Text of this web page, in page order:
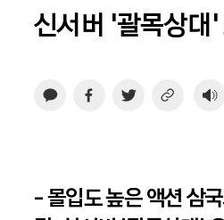
신서버 '괄목상대
- 몰입도 높은 액션 삼